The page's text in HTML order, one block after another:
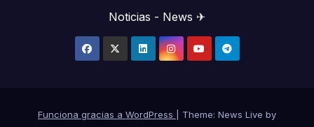
Noticias - News ✈
Funciona gracias a WordPress
Theme: News Live by